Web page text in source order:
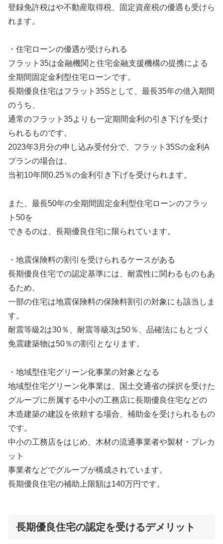
登録免許税はや不動産取得税、固定資産税の優遇も受けら
れます。
・住宅ローンの優遇が受けられる
フラット35は金融機関と住宅金融支援機構の提携による
全期間固定金利型住宅ローンです。
長期優良住宅はフラット35Sとして、最長35年の借入期間
のうち、
通常のフラット35よりも一定期間金利の引き下げを受け
られるものです。
2023年3月分の申し込み受付分で、フラット35Sの金利A
プランの場合は、
当初10年間0.25％の金利引き下げを受けられます。
また、最長50年の全期間固定金利型住宅ローンのフラッ
ト50を
できるのは、長期優良住宅に限られています。
・地震保険料の割引を受けられるケースがある
長期優良住宅での認定基準には、耐震性に関わるものもあ
るため、
一部の住宅は地震保険料の保険料割引の対象にも該当しま
す。
耐震等級2は30％、耐震等級3は50％、品確法にもとづく
免震建築物は50％の割引となります。
・地域型住宅グリーン化事業の対象となる
地域型住宅グリーン化事業は、国土交通省の採択を受けた
グループに所属する中小の工務店に長期優良住宅などの
木造建築の建設を依頼する場合、補助金を受けられるもの
です。
中小の工務店をはじめ、木材の流通事業者や製材・プレカ
ット
事業者などでグループが構成されています。
長期優良住宅の補助上限額は140万円です。
長期優良住宅の認定を受けるデメリット